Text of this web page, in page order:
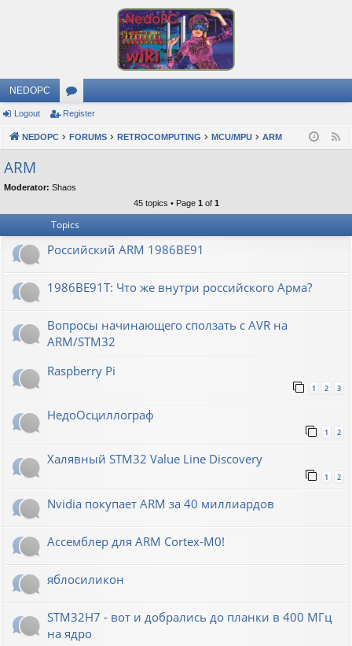
NEDOPC
or
u
s
Logout Register
NEDOPC FORUMS RETROCOMPUTING MCU/MPU ARM
ARM
Moderator: Shaos
45 topics • Page 1 of 1
Topics
Российский ARM 1986ВЕ91
1986ВЕ91Т: Что же внутри российского Арма?
Вопросы начинающего сползать с AVR на
ARM/STM32
Raspberry Pi
1 2 3
НедоОсциллограф
1 2
Халявный STM32 Value Line Discovery
1 2
Nvidia покупает ARM за 40 миллиардов
Ассемблер для ARM Cortex-M0!
яблосиликон
STM32H7 - вот и добрались до планки в 400 МГц
на ядро